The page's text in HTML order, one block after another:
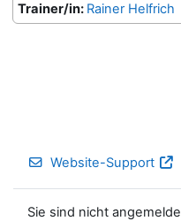
Trainer/in: Rainer Helfrich
Website-Support
Sie sind nicht